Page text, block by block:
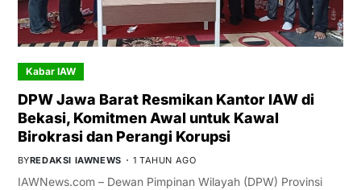
Kabar IAW
DPW Jawa Barat Resmikan Kantor IAW di
Bekasi, Komitmen Awal untuk Kawal
Birokrasi dan Perangi Korupsi
BYREDAKSI IAWNEWS 1 TAHUN AGO
IAWNews.com – Dewan Pimpinan Wilayah (DPW) Provinsi